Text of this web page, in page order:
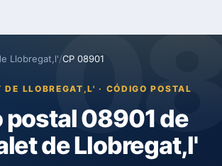
Llobregat,l'/CP 08901
DE LLOBREGAT,L' · CÓDIGO POSTAL
postal 08901 de
de Llobregat,l'